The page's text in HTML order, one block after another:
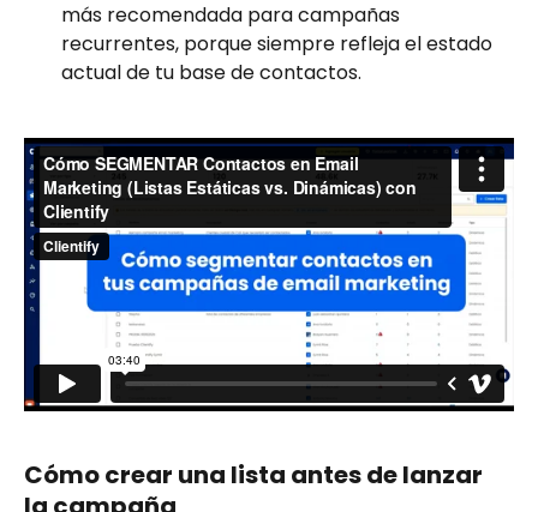
más recomendada para campañas
recurrentes, porque siempre refleja el estado
actual de tu base de contactos.
Cómo crear una lista antes de lanzar